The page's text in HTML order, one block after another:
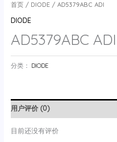
首页/ DIODE/ AD5379ABC ADI
DIODE
AD5379ABC ADI
分类： DIODE
用户评价 (0)
目前还没有评价